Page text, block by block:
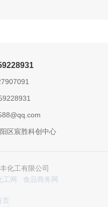
区宸胜科创中心
化工有限公司
工网 食品商务网
页